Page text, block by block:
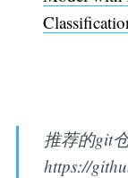
推荐的git
https://